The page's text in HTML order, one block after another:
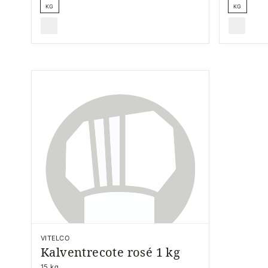
KG KG
VITELCO
Kalventrecote rosé 1 kg